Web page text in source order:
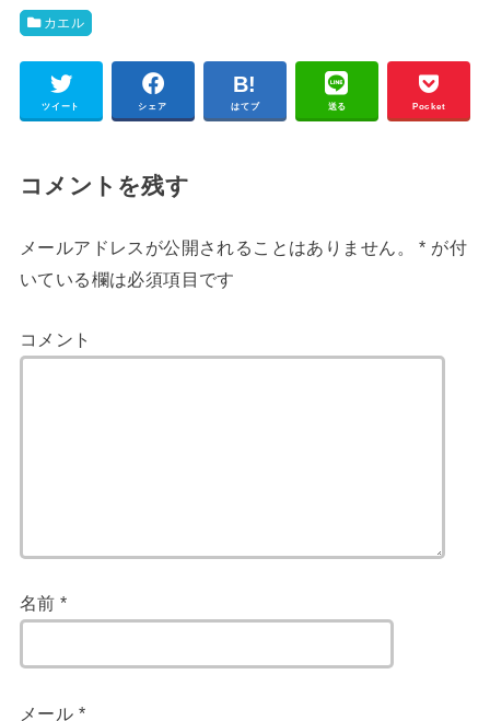
カエル
ツイート シェア はてブ 送る Pocket
コメントを残す
メールアドレスが公開されることはありません。 * が付
いている欄は必須項目です
コメント
名前*
メール *